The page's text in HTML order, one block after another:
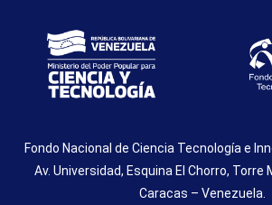
Fondo Nacional de Ciencia Tecnología e
Av. Universidad, Esquina El Chorro, Torre
Caracas – Venezuela.